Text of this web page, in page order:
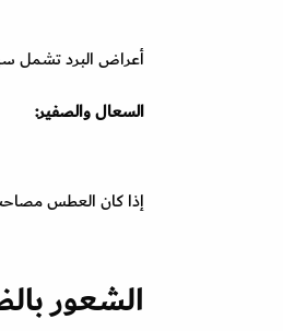
أعراض البرد تشمل
السعال والصفير:
إذا كان العطس
الشعور